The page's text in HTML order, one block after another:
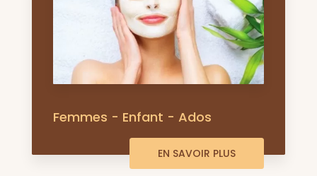
Femmes - Enfant - Ados
EN SAVOIR PLUS